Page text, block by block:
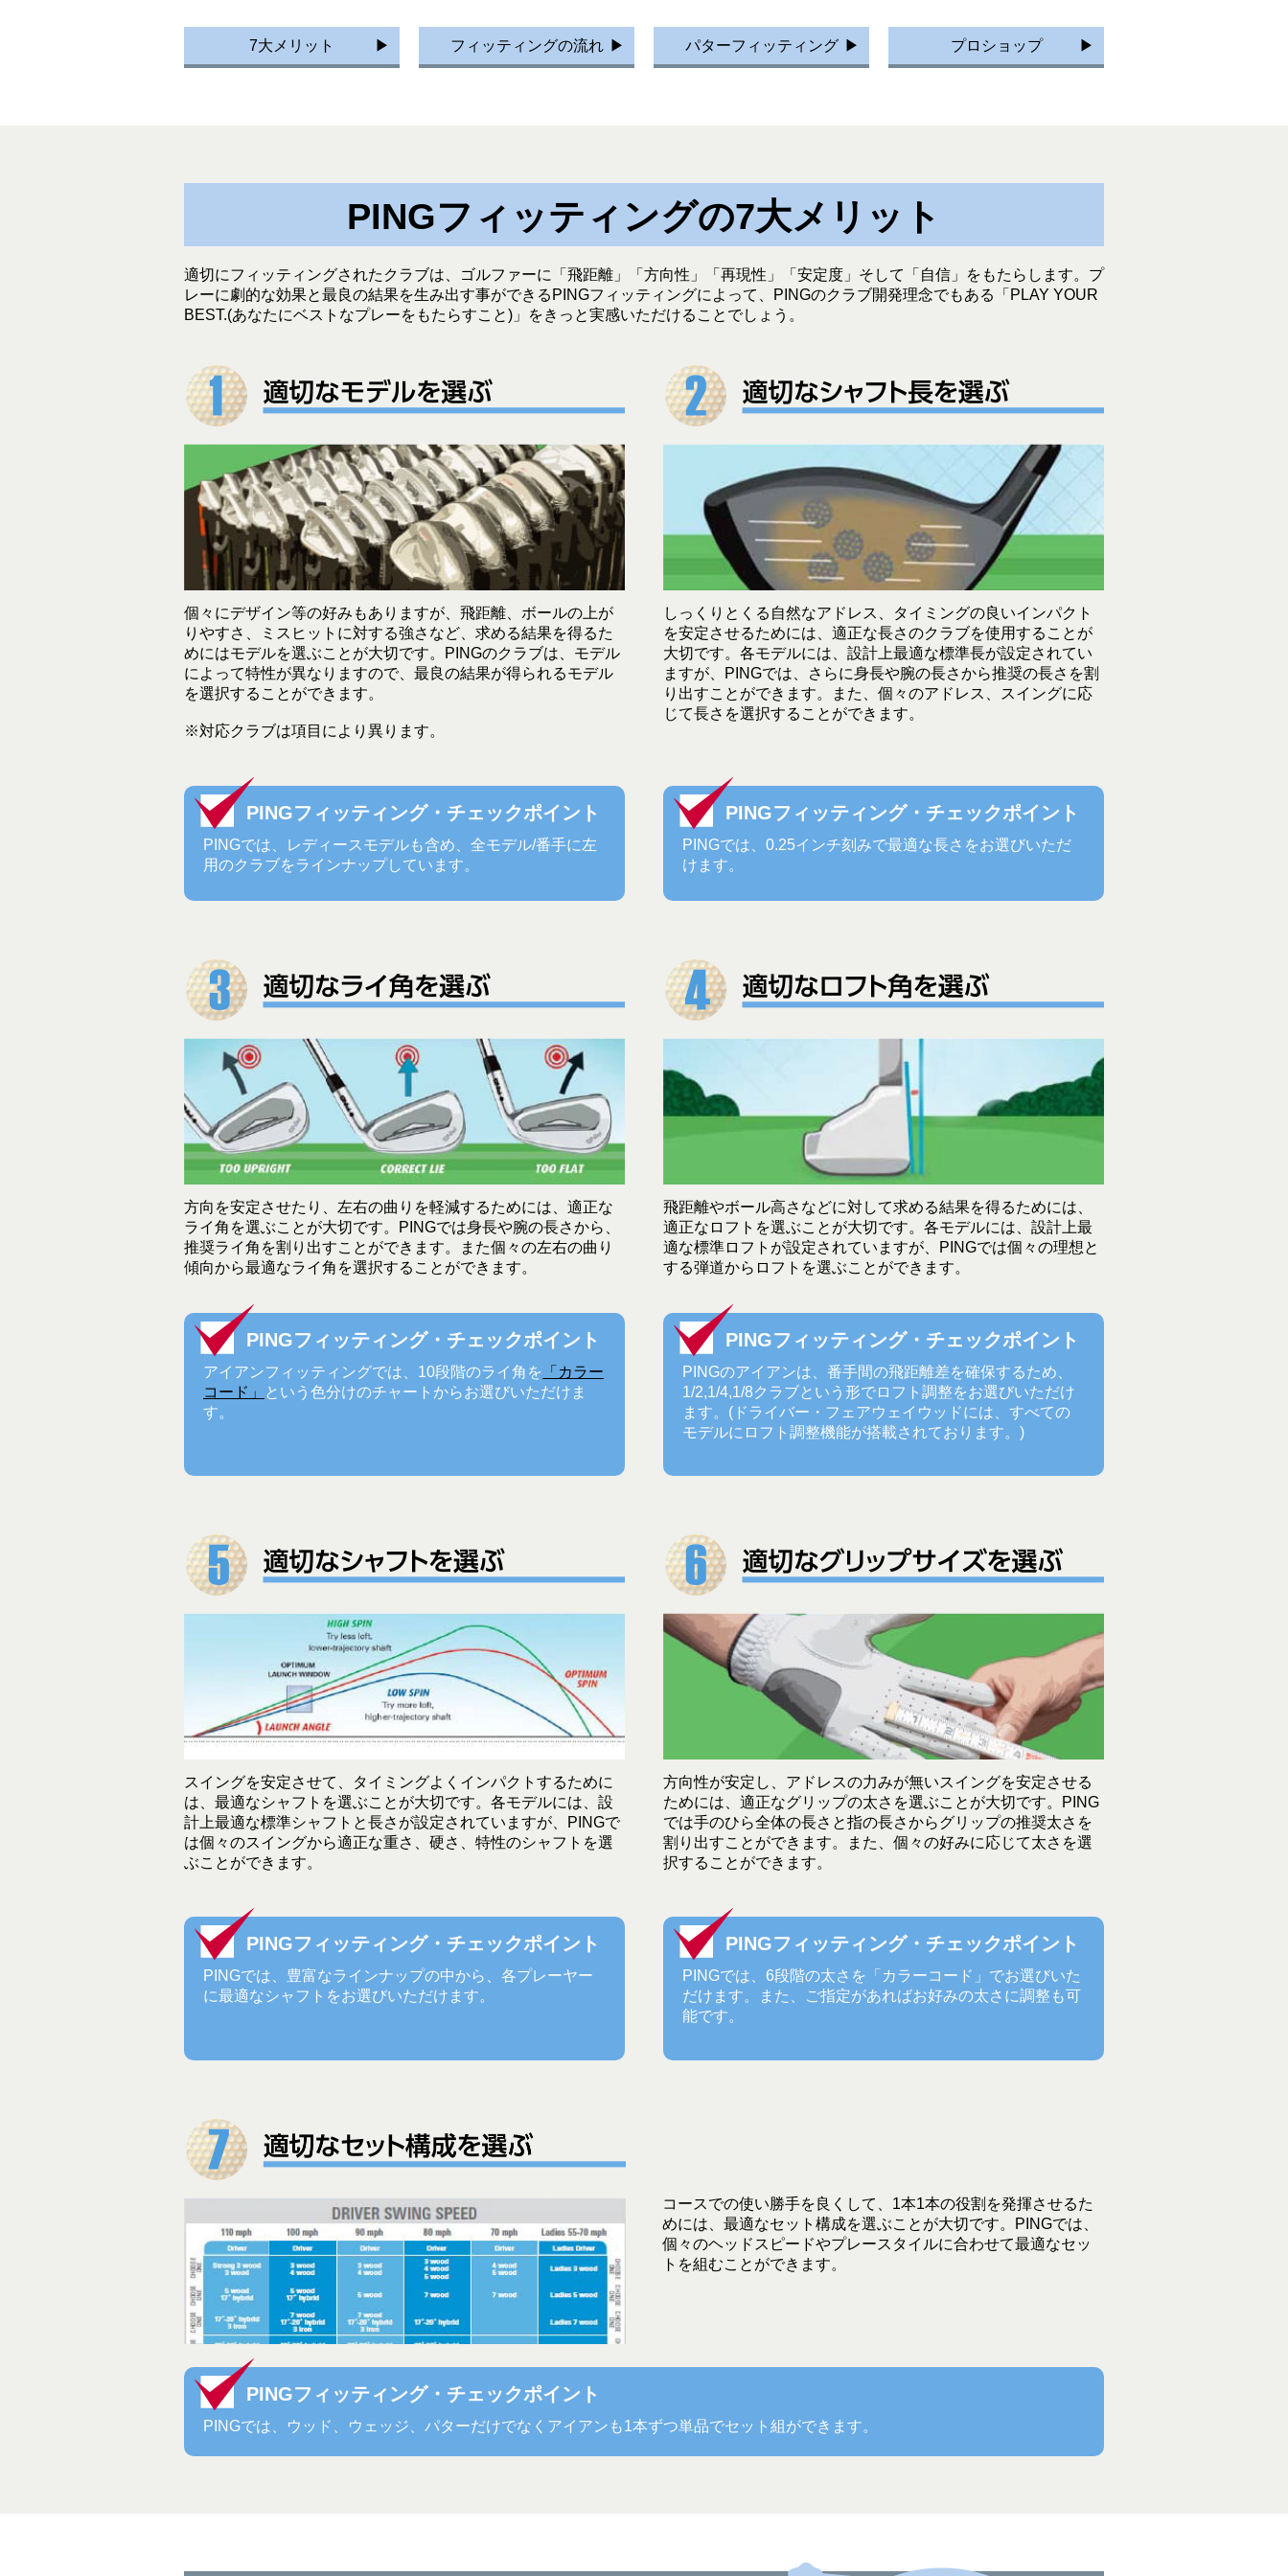
7大メリット フィッティングの流れ パターフィッティング プロショップ
PINGフィッティングの7大メリット
適切にフィッティングされたクラブは、ゴルファーに「飛距離」「方向性」「再現性」「安定度」そして「自信」をもたらします。プ
レーに劇的な効果と最良の結果を生み出す事ができるPINGフィッティングによって、PINGのクラブ開発理念でもある「PLAY YOUR
BEST.(あなたにベストなプレーをもたらすこと)」をきっと実感いただけることでしょう。
個々にデザイン等の好みもありますが、飛距離、ボールの上が
りやすさ、ミスヒットに対する強さなど、求める結果を得るた
めにはモデルを選ぶことが大切です。PINGのクラブは、モデル
によって特性が異なりますので、最良の結果が得られるモデル
を選択することができます。
※対応クラブは項目により異ります。
PINGフィッティング・チェックポイント
PINGでは、レディースモデルも含め、全モデル/番手に左
用のクラブをラインナップしています。
しっくりとくる自然なアドレス、タイミングの良いインパクト
を安定させるためには、適正な長さのクラブを使用することが
大切です。各モデルには、設計上最適な標準長が設定されてい
ますが、PINGでは、さらに身長や腕の長さから推奨の長さを割
り出すことができます。また、個々のアドレス、スイングに応
じて長さを選択することができます。
PINGフィッティング・チェックポイント
PINGでは、0.25インチ刻みで最適な長さをお選びいただ
けます。
方向を安定させたり、左右の曲りを軽減するためには、適正な
ライ角を選ぶことが大切です。PINGでは身長や腕の長さから、
推奨ライ角を割り出すことができます。また個々の左右の曲り
傾向から最適なライ角を選択することができます。
PINGフィッティング・チェックポイント
アイアンフィッティングでは、10段階のライ角を
「カラー
コード」
という色分けのチャートからお選びいただけま
す。
飛距離やボール高さなどに対して求める結果を得るためには、
適正なロフトを選ぶことが大切です。各モデルには、設計上最
適な標準ロフトが設定されていますが、PINGでは個々の理想と
する弾道からロフトを選ぶことができます。
PINGフィッティング・チェックポイント
PINGのアイアンは、番手間の飛距離差を確保するため、
1/2,1/4,1/8クラブという形でロフト調整をお選びいただけ
ます。(ドライバー・フェアウェイウッドには、すべての
モデルにロフト調整機能が搭載されております。)
スイングを安定させて、タイミングよくインパクトするために
は、最適なシャフトを選ぶことが大切です。各モデルには、設
計上最適な標準シャフトと長さが設定されていますが、PINGで
は個々のスイングから適正な重さ、硬さ、特性のシャフトを選
ぶことができます。
PINGフィッティング・チェックポイント
PINGでは、豊富なラインナップの中から、各プレーヤー
に最適なシャフトをお選びいただけます。
方向性が安定し、アドレスの力みが無いスイングを安定させる
ためには、適正なグリップの太さを選ぶことが大切です。PING
では手のひら全体の長さと指の長さからグリップの推奨太さを
割り出すことができます。また、個々の好みに応じて太さを選
択することができます。
PINGフィッティング・チェックポイント
PINGでは、6段階の太さを「カラーコード」でお選びいた
だけます。また、ご指定があればお好みの太さに調整も可
能です。
コースでの使い勝手を良くして、1本1本の役割を発揮させるた
めには、最適なセット構成を選ぶことが大切です。PINGでは、
個々のヘッドスピードやプレースタイルに合わせて最適なセッ
トを組むことができます。
PINGフィッティング・チェックポイント
PINGでは、ウッド、ウェッジ、パターだけでなくアイアンも1本ずつ単品でセット組ができます。